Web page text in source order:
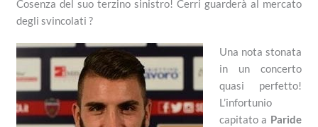
Cosenza del suo terzino sinistro! Cerri guarderà al mercato
degli svincolati ?
Una nota stonata
in un concerto
quasi perfetto!
L’infortunio
capitato a Paride